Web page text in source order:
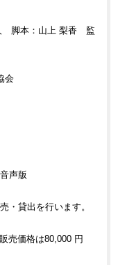
脚本：山上 梨香 監
会
声版
・貸出を行います。
売価格は80,000 円